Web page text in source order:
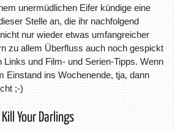
unermüdlichen Eifer kündige eine
Stelle an, die ihr nachfolgend
nur wieder etwas umfangreicher
zu allem Überfluss auch noch gespickt
Links und Film- und Serien-Tipps. Wenn
Einstand ins Wochenende, tja, dann
;-)
Kill Your Darlings